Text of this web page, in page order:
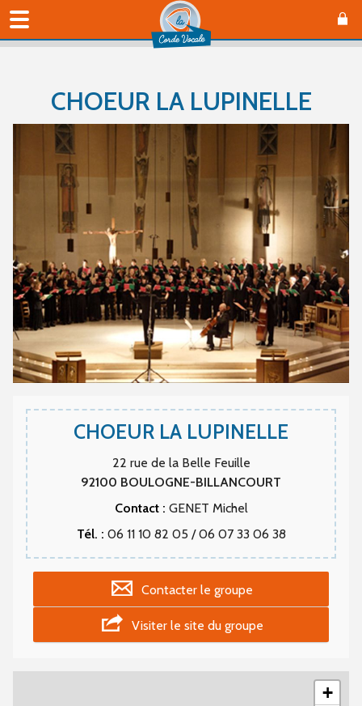
CHOEUR LA LUPINELLE
CHOEUR LA LUPINELLE
22 rue de la Belle Feuille
92100 BOULOGNE-BILLANCOURT
Contact : GENET Michel
Tél. : 06 11 10 82 05 / 06 07 33 06 38
Contacter le groupe
Visiter le site du groupe
+